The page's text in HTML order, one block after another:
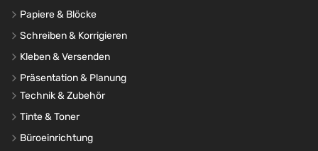
Papiere & Blöcke
Schreiben & Korrigieren
Kleben & Versenden
Präsentation & Planung
Technik & Zubehör
Tinte & Toner
Büroeinrichtung